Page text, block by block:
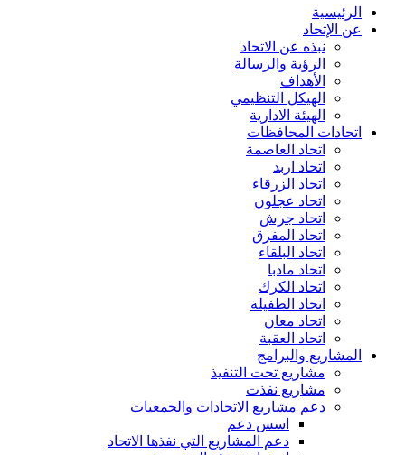
Main
navigation
الرئيسية
عن الإتحاد
نبذه عن الاتحاد
الرؤية والرسالة
الأهداف
الهيكل التنظيمي
الهيئة الادارية
اتحادات المحافظات
اتحاد العاصمة
اتحاد اربد
اتحاد الزرقاء
اتحاد عجلون
اتحاد جرش
اتحاد المفرق
اتحاد البلقاء
اتحاد مادبا
اتحاد الكرك
اتحاد الطفيلة
اتحاد معان
اتحاد العقبة
المشاريع والبرامج
مشاريع تحت التنفيذ
مشاريع نفذت
دعم مشاريع الاتحادات والجمعيات
اسس دعم
دعم المشاريع التي نفذها الاتحاد